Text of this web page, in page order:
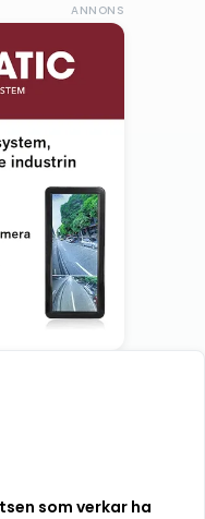
ANNONS
som verkar ha